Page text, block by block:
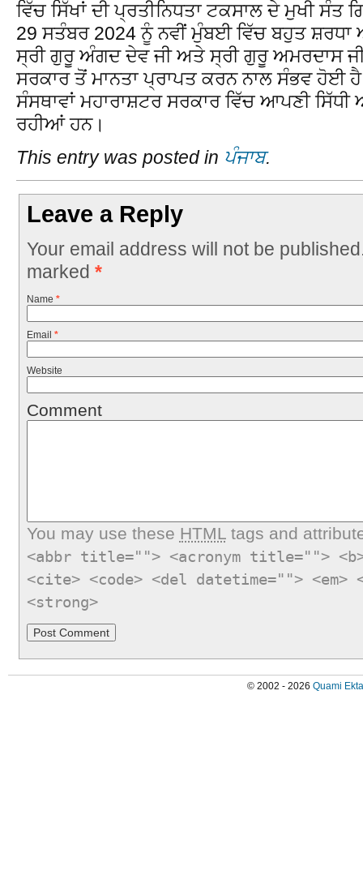
ਵਿੱਚ ਸਿੱਖਾਂ ਦੀ ਪ੍ਰਤੀਨਿਧਤਾ ਟਕਸਾਲ ਦੇ ਮੁਖੀ ਸੰਤ
29 ਸਤੰਬਰ 2024 ਨੂੰ ਨਵੀਂ ਮੁੰਬਈ ਵਿੱਚ ਬਹੁਤ ਸ਼ਰਧਾ
ਸ੍ਰੀ ਗੁਰੂ ਅੰਗਦ ਦੇਵ ਜੀ ਅਤੇ ਸ੍ਰੀ ਗੁਰੂ ਅਮਰਦਾਸ
ਸਰਕਾਰ ਤੋਂ ਮਾਨਤਾ ਪ੍ਰਾਪਤ ਕਰਨ ਨਾਲ ਸੰਭਵ
ਸੰਸਥਾਵਾਂ ਮਹਾਰਾਸ਼ਟਰ ਸਰਕਾਰ ਵਿੱਚ ਆਪਣੀ ਸਿੱਧੀ
ਰਹੀਆਂ ਹਨ।
This entry was posted in ਪੰਜਾਬ.
Leave a Reply
Your email address will not be
marked *
Name *
Email *
Website
Comment
You may use these HTMLtags and
<abbr title=""> <acronym title="">
<cite> <code> <del datetime="">
<strong>
© 2002 - 2026 Quami